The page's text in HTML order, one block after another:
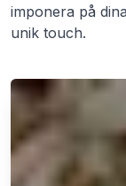
imponera på
unik touch.